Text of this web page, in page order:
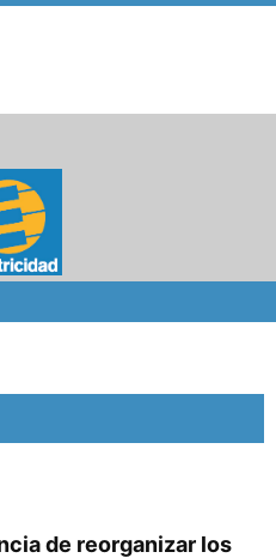
de reorganizar los